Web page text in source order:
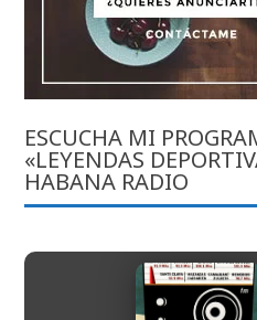
ESCUCHA MI
«LEYENDAS
HABANA RADIO